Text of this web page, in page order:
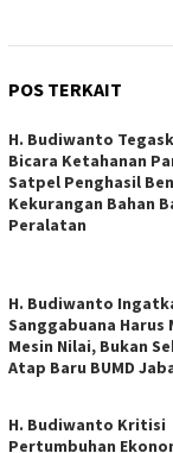
POS TERKAIT
H. Budiwanto
Bicara Ketahanan
Satpel Penghasil
Kekurangan Bahan
Peralatan
H. Budiwanto
Sanggabuana Harus
Mesin Nilai, Bukan
Atap Baru BUMD
H. Budiwanto Kritisi
Pertumbuhan